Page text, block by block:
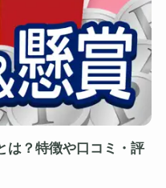
は？特徴や口コミ・評